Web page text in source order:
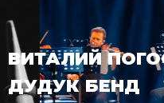
ВИТАЛИЙ
ДУДУК БЕНД